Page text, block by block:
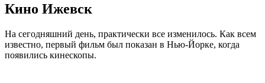
Кино Ижевск
На сегодняшний день, практически все изменилось. Как всем
известно, первый фильм был показан в Нью-Йорке, когда
появились кинескопы.